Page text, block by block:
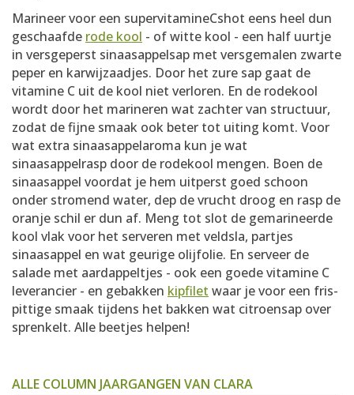
Marineer voor een supervitamineCshot eens heel dun
geschaafde rode kool - of witte kool - een half uurtje
in versgeperst sinaasappelsap met versgemalen zwarte
peper en karwijzaadjes. Door het zure sap gaat de
vitamine C uit de kool niet verloren. En de rodekool
wordt door het marineren wat zachter van structuur,
zodat de fijne smaak ook beter tot uiting komt. Voor
wat extra sinaasappelaroma kun je wat
sinaasappelrasp door de rodekool mengen. Boen de
sinaasappel voordat je hem uitperst goed schoon
onder stromend water, dep de vrucht droog en rasp de
oranje schil er dun af. Meng tot slot de gemarineerde
kool vlak voor het serveren met veldsla, partjes
sinaasappel en wat geurige olijfolie. En serveer de
salade met aardappeltjes - ook een goede vitamine C
leverancier - en gebakken kipfilet waar je voor een fris-
pittige smaak tijdens het bakken wat citroensap over
sprenkelt. Alle beetjes helpen!
ALLE COLUMN JAARGANGEN VAN CLARA